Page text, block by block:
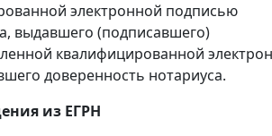
электронной подписью
выдавшего (подписавшего)
квалифицированной
доверенность нотариуса.
из ЕГРН